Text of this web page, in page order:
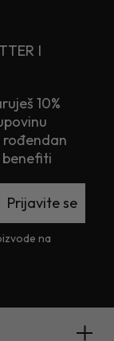
I
10%
rođendan
Prijavite se
na